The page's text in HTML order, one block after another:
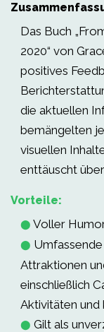
Das Buch
2020“ von
positives
die aktuellen
bemängelten
visuellen
enttäuscht
Vorteile:
⬤ Voller
⬤
Attraktionen
einschließlich
Aktivitäten und
⬤ Gilt als